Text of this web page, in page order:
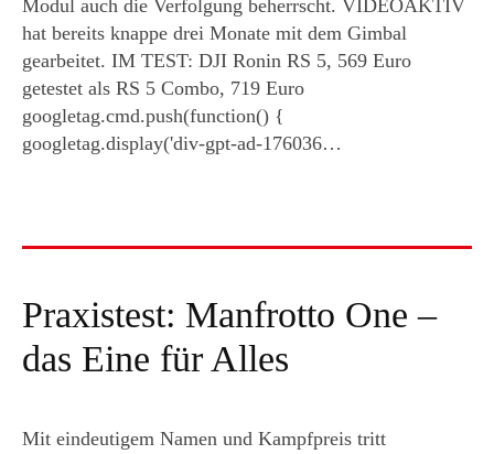
Modul auch die Verfolgung beherrscht. VIDEOAKTIV
hat bereits knappe drei Monate mit dem Gimbal
gearbeitet. IM TEST: DJI Ronin RS 5, 569 Euro
getestet als RS 5 Combo, 719 Euro
googletag.cmd.push(function() {
googletag.display('div-gpt-ad-176036…
Praxistest: Manfrotto One –
das Eine für Alles
Mit eindeutigem Namen und Kampfpreis tritt